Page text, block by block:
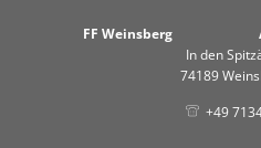
FF Weinsberg
In den
74189
+49